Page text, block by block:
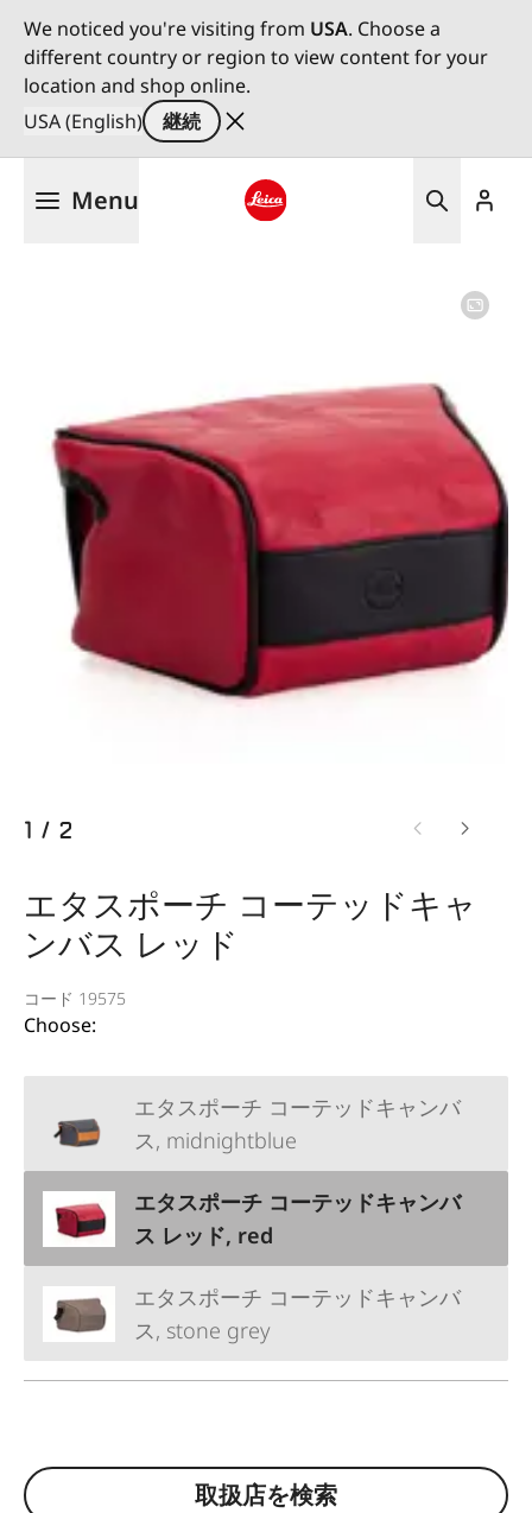
We noticed you're visiting from USA. Choose a
different country or region to view content for your
location and shop online.
USA (English)
継続
Menu
1 / 2
エタスポーチ コーテッドキャ
ンバス レッド
コード 19575
Choose:
エタスポーチ コーテッドキャンバ
ス, midnightblue
エタスポーチ コーテッドキャンバ
ス レッド, red
エタスポーチ コーテッドキャンバ
ス, stone grey
取扱店を検索